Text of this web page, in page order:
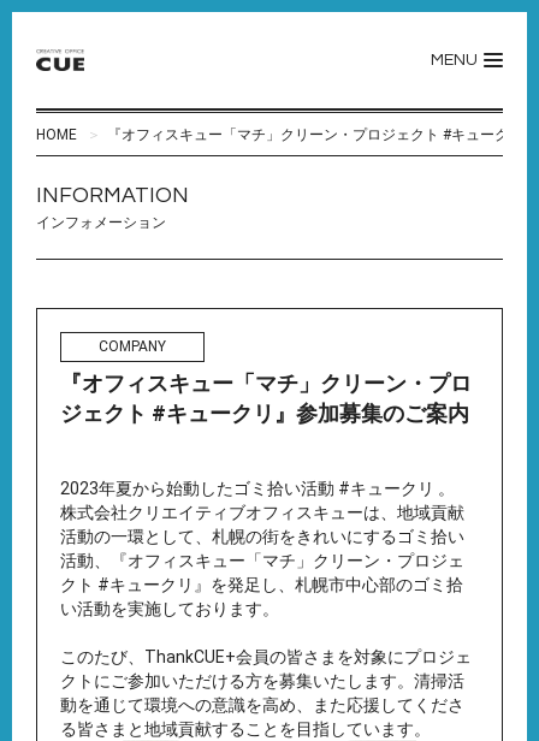
MENU
HOME 『オフィスキュー「マチ」クリーン・プロジェクト #キュークリ
INFORMATION
インフォメーション
COMPANY
『オフィスキュー「マチ」クリーン・プロ
ジェクト #キュークリ』参加募集のご案内
2023年夏から始動したゴミ拾い活動 #キュークリ 。
株式会社クリエイティブオフィスキューは、地域貢献
活動の一環として、札幌の街をきれいにするゴミ拾い
活動、『オフィスキュー「マチ」クリーン・プロジェ
クト #キュークリ』を発足し、札幌市中心部のゴミ拾
い活動を実施しております。
このたび、ThankCUE+会員の皆さまを対象にプロジェ
クトにご参加いただける方を募集いたします。清掃活
動を通じて環境への意識を高め、また応援してくださ
る皆さまと地域貢献することを目指しています。